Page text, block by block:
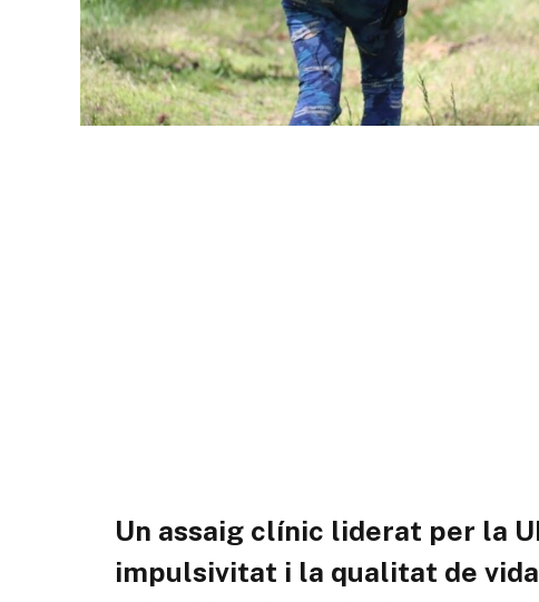
Un assaig clínic liderat per la
impulsivitat i la qualitat de